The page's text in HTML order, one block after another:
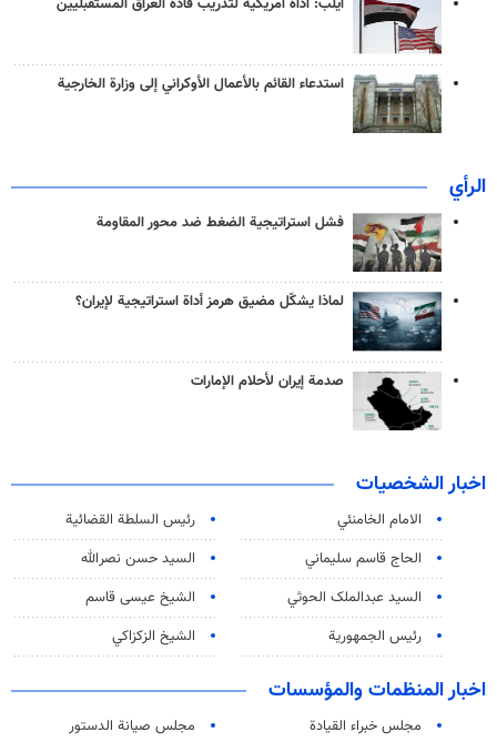
آيلب: أداة أمريكية لتدريب قادة العراق المستقبليين
استدعاء القائم بالأعمال الأوكراني إلى وزارة الخارجية
الرأي
فشل استراتيجية الضغط ضد محور المقاومة
لماذا يشكّل مضيق هرمز أداة استراتيجية لإيران؟
صدمة إيران لأحلام الإمارات
اخبار الشخصيات
الامام الخامنئي
رئیس السلطة القضائیة
الحاج قاسم سليماني
السيد حسن نصرالله
السید عبدالملک الحوثي
الشيخ عيسى قاسم
رئيس الجمهورية
الشيخ الزكزاكي
اخبار المنظمات والمؤسسات
مجلس خبراء القيادة
مجلس صيانة الدستور